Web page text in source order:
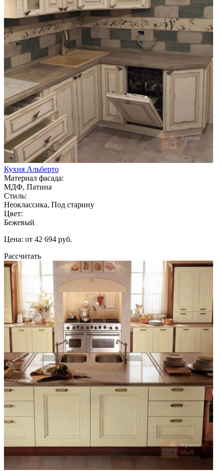
Кухня Альберто
Материал фасада:
МДФ, Патина
Стиль:
Неоклассика, Под старину
Цвет:
Бежевый
Цена: от 42 694 руб.
Рассчитать